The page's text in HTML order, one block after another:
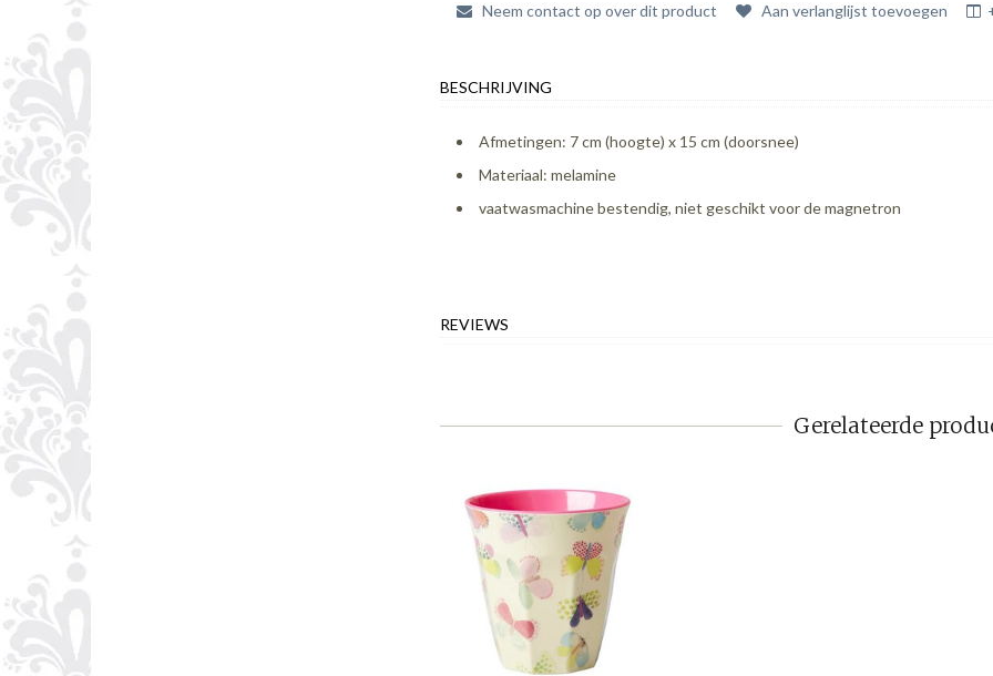
Neem contact op over dit product Aan verlanglijst toevoegen
BESCHRIJVING
Afmetingen: 7 cm (hoogte) x 15 cm (doorsnee)
Materiaal: melamine
vaatwasmachine bestendig, niet geschikt voor de magnetron
REVIEWS
Gerelateerde